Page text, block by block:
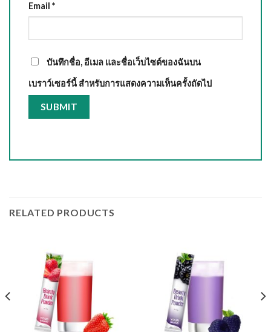
Email *
บันทึกชื่อ, อีเมล และชื่อเว็บไซต์ของฉันบน
เบราว์เซอร์นี้ สำหรับการแสดงความเห็นครั้งถัดไป
RELATED PRODUCTS